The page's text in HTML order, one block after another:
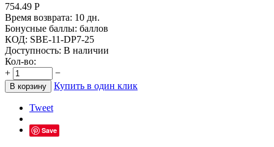
754.49 Р
Время возврата: 10 дн.
Бонусные баллы: баллов
КОД: SBE-11-DP7-25
Доступность: В наличии
Кол-во:
+
−
В корзину Купить в один клик
Tweet
Save